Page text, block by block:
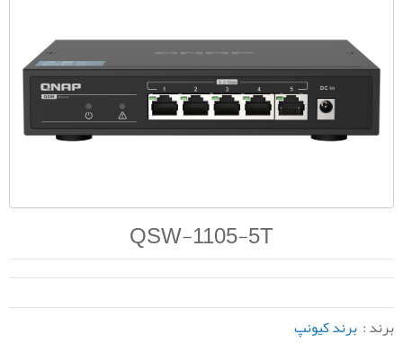
QSW-1105-5T
برند : برند کیونپ